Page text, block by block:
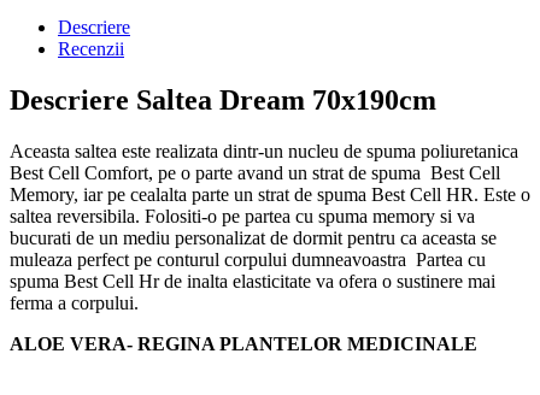
Descriere
Recenzii
Descriere Saltea Dream 70x190cm
Aceasta saltea este realizata dintr-un nucleu de spuma poliuretanica
Best Cell Comfort, pe o parte avand un strat de spuma Best Cell
Memory, iar pe cealalta parte un strat de spuma Best Cell HR. Este o
saltea reversibila. Folositi-o pe partea cu spuma memory si va
bucurati de un mediu personalizat de dormit pentru ca aceasta se
muleaza perfect pe conturul corpului dumneavoastra Partea cu
spuma Best Cell Hr de inalta elasticitate va ofera o sustinere mai
ferma a corpului.
ALOE VERA- REGINA PLANTELOR MEDICINALE